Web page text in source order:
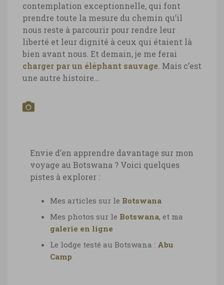
contemplation exceptionnelle, qui font
prendre toute la mesure du chemin qu’il
nous reste à parcourir pour rendre leur
liberté et leur dignité à ceux qui étaient là
bien avant nous. Et demain, je me ferai
charger par un éléphant sauvage . Mais c’est
une autre histoire…
Envie d’en apprendre davantage sur mon
voyage au Botswana ? Voici quelques
pistes à explorer :
Mes articles sur le Botswana
Mes photos sur le Botswana, et ma
galerie en ligne
Le lodge testé au Botswana : Abu
Camp